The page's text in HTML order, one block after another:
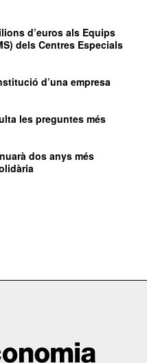
d’euros als Equips
dels Centres Especials
d’una empresa
les preguntes més
dos anys més